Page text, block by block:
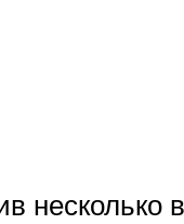
несколько